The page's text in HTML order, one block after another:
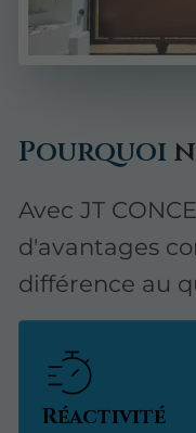
Pourquoi
Avec JT
d'avantages
différence au
Réactivité